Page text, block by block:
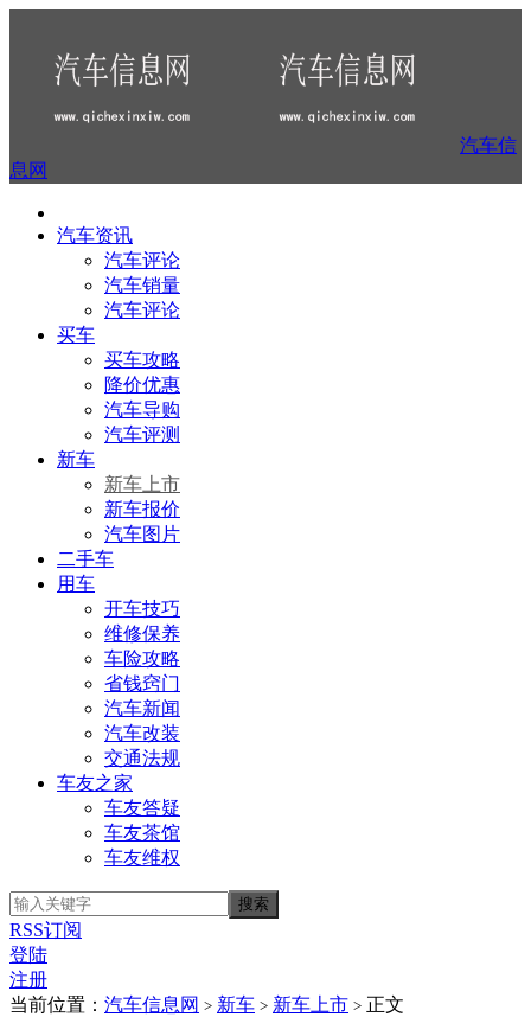
汽车信
息网
汽车资讯
汽车评论
汽车销量
汽车评论
买车
买车攻略
降价优惠
汽车导购
汽车评测
新车
新车上市
新车报价
汽车图片
二手车
用车
开车技巧
维修保养
车险攻略
省钱窍门
汽车新闻
汽车改装
交通法规
车友之家
车友答疑
车友茶馆
车友维权
RSS订阅
登陆
注册
当前位置： 汽车信息网 > 新车 > 新车上市 > 正文